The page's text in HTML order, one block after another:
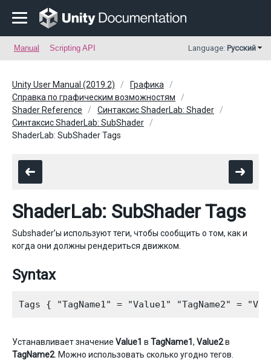
Manual Scripting API Language: Русский
Unity User Manual (2019.2)
Графика
Справка по графическим возможностям
Shader Reference
Синтаксис ShaderLab: Shader
Синтаксис ShaderLab: SubShader
ShaderLab: SubShader Tags
ShaderLab: SubShader Tags
Subshader’ы используют теги, чтобы сообщить о том, как и
когда они должны рендериться движком.
Syntax
Устанавливает значение Value1 в TagName1 , Value2в
TagName2. Можно использовать сколько угодно тегов.